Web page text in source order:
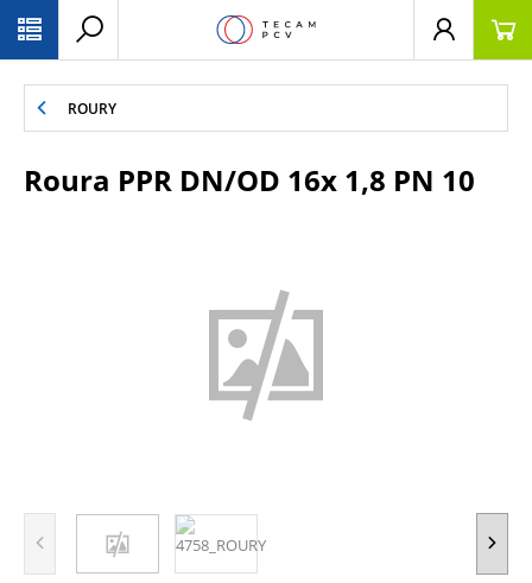
ROURY
Roura PPR DN/OD 16x 1,8 PN 10